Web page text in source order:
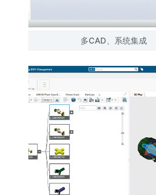
多CAD、系统集成